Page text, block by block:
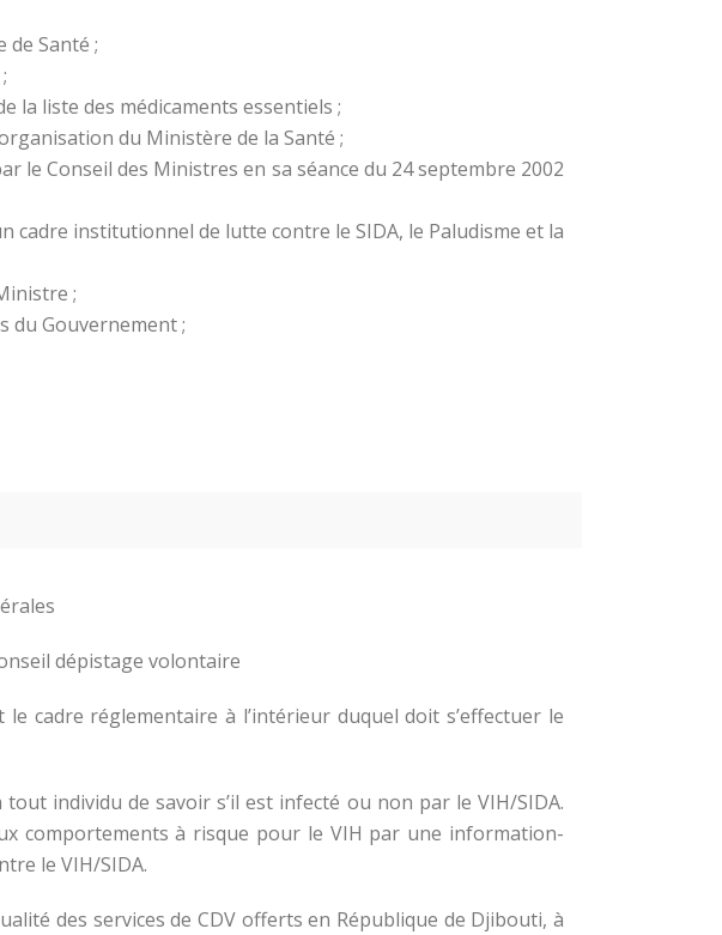
Santé ;
la liste des médicaments essentiels ;
du Ministère de la Santé ;
le Conseil des Ministres en sa séance du 24 septembre 2002
cadre institutionnel de lutte contre le SIDA, le Paludisme et la
;
du Gouvernement ;
dépistage volontaire
cadre réglementaire à l’intérieur duquel doit s’effectuer le
individu de savoir s’il est infecté ou non par le VIH/SIDA.
comportements à risque pour le VIH par une information-
le VIH/SIDA.
des services de CDV offerts en République de Djibouti, à